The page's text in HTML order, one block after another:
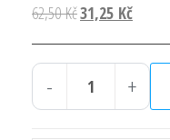
62,50KčPůvodní
byla:
62,50 Kč.
31,25 KčAktuální
je:
31,25 Kč.
- +